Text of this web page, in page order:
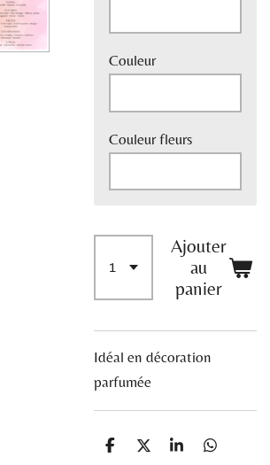
Couleur
Couleur fleurs
Ajouter
au
panier
Idéal en décoration
parfumée
P
P
P
P